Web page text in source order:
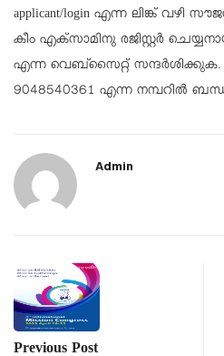
applicant/login എന്ന ലിങ്ക് വഴി
കീം എക്സാമിനു രജിസ്റ്റർ ചെയ്യനായി
എന്ന വെബ്സൈറ്റ്
9048540361 എന്ന നമ്പറിൽ
Admin
Previous Post